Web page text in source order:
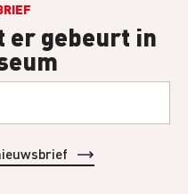
er gebeurt in